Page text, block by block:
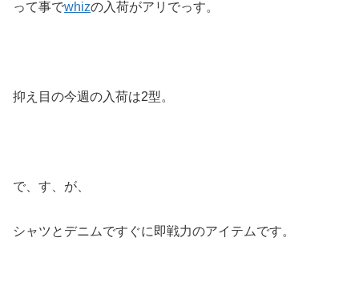
って事でwhizの入荷がアリでっす。
抑え目の今週の入荷は2型。
で、す、が、
シャツとデニムですぐに即戦力のアイテムです。